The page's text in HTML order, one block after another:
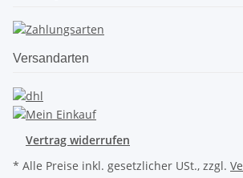
Versandarten
Vertrag widerrufen
* Alle Preise inkl. gesetzlicher USt., zzgl.